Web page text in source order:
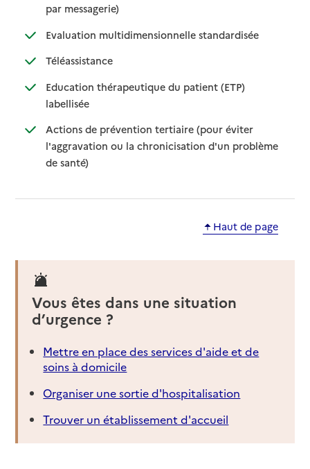
par messagerie): disponible
: non disponible
Evaluation multidimensionnelle standardisée: disponible
: non
Téléassistance: disponible
: non disponible
Education thérapeutique du patient (ETP)
labellisée: disponible
: non disponible
Actions de prévention tertiaire (pour éviter
l'aggravation ou la chronicisation d'un problème
de santé): disponible
: non disponible
Haut de page
Vous êtes dans une situation
d’urgence ?
Mettre en place des services d'aide et de
soins à domicile
Organiser une sortie d'hospitalisation
Trouver un établissement d'accueil